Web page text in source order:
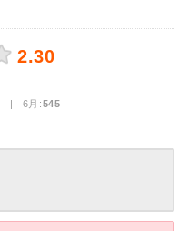
2.30
| 6月:545